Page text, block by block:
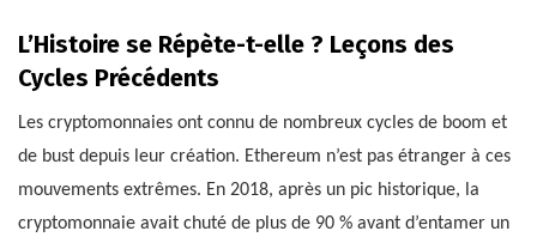
L’Histoire se Répète-t-elle ? Leçons des
Cycles Précédents
Les cryptomonnaies ont connu de nombreux cycles de boom et
de bust depuis leur création. Ethereum n’est pas étranger à ces
mouvements extrêmes. En 2018, après un pic historique, la
cryptomonnaie avait chuté de plus de 90 % avant d’entamer un